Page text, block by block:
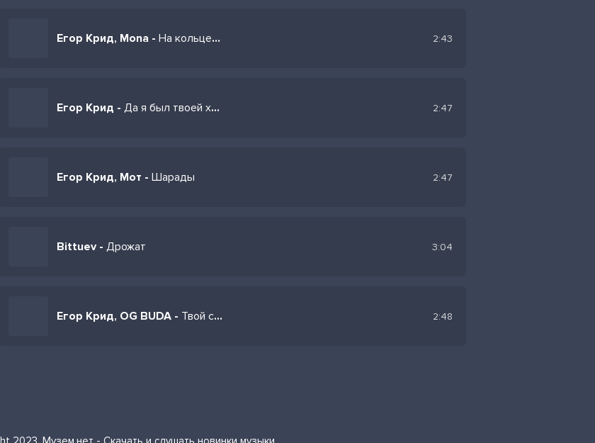
Егор Крид, Mona - На кольцевой 2:43
Егор Крид - Да я был твоей худшей ошибкой 2:47
Егор Крид, Мот - Шарады 2:47
Bittuev - Дрожат 3:04
Егор Крид, OG BUDA - Твой самый классный лук когда ты без одежды 2:48